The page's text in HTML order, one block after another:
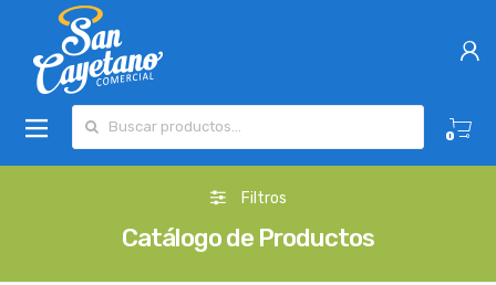
0
Filtros
Catálogo de Productos